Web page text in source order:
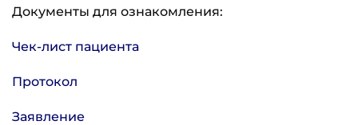
Документы для ознакомления:
Чек-лист пациента
Протокол
Заявление